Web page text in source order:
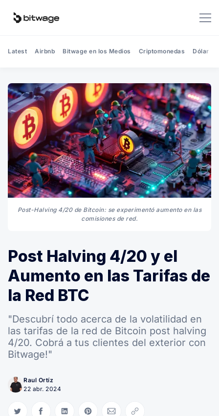
Latest Airbnb Bitwage en los Medios Criptomonedas Dólar
Post-Halving 4/20 de Bitcoin: se experimentó aumento en las
comisiones de red.
Post Halving 4/20 y el
Aumento en las Tarifas de
la Red BTC
"Descubrí todo acerca de la volatilidad en
las tarifas de la red de Bitcoin post halving
4/20. Cobrá a tus clientes del exterior con
Bitwage!"
Raul Ortíz
22 abr. 2024